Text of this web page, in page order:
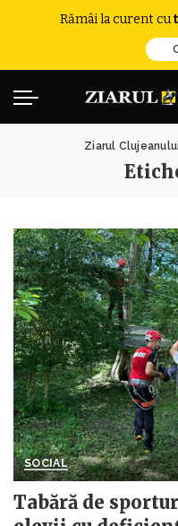
Rămâi la curent cu
Ziarul Clujeanului
SOCIAL
Tabără de